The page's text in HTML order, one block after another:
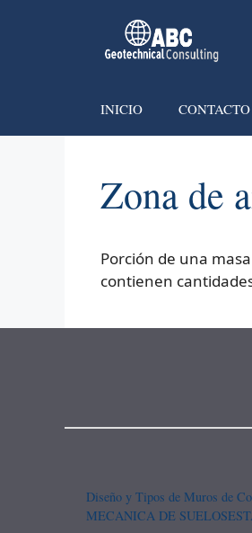
INICIO CONTACTO
Zona de
Porción de una
contienen
Diseño y Tipos de Muros de
MECANICA DE SUELOS